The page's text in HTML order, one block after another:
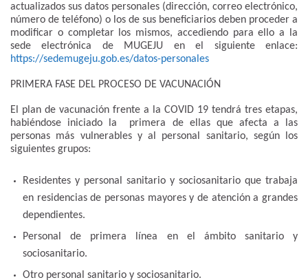
actualizados sus datos personales (dirección, correo electrónico,
número de teléfono) o los de sus beneficiarios deben proceder a
modificar o completar los mismos, accediendo para ello a la
sede electrónica de MUGEJU en el siguiente enlace:
https://sedemugeju.gob.es/datos-personales
PRIMERA FASE DEL PROCESO DE VACUNACIÓN
El plan de vacunación frente a la COVID 19 tendrá tres etapas,
habiéndose iniciado la primera de ellas que afecta a las
personas más vulnerables y al personal sanitario, según los
siguientes grupos:
Residentes y personal sanitario y sociosanitario que trabaja
en residencias de personas mayores y de atención a grandes
dependientes.
Personal de primera línea en el ámbito sanitario y
sociosanitario.
Otro personal sanitario y sociosanitario.